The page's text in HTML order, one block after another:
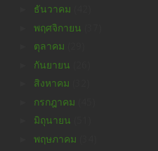
ธันวาคม
พฤศจิกายน
ตุลาคม
กันยายน
สิงหาคม
กรกฎาคม
มิถุนายน
พฤษภาคม